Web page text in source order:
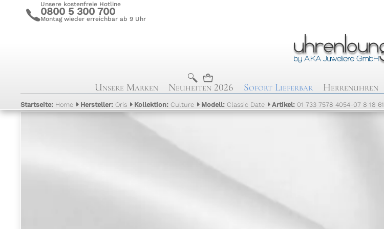
c
Unsere kostenfreie Hotline
0800 5 300 700
Montag wieder erreichbar ab 9 Uhr
b n
Unsere Marken Neuheiten 2026 Sofort Lieferbar Herrenuhren
Startseite: Home Hersteller: Oris Kollektion: Culture Modell: Classic Date Artikel: 01 733 7578 4054-07 8 18 61